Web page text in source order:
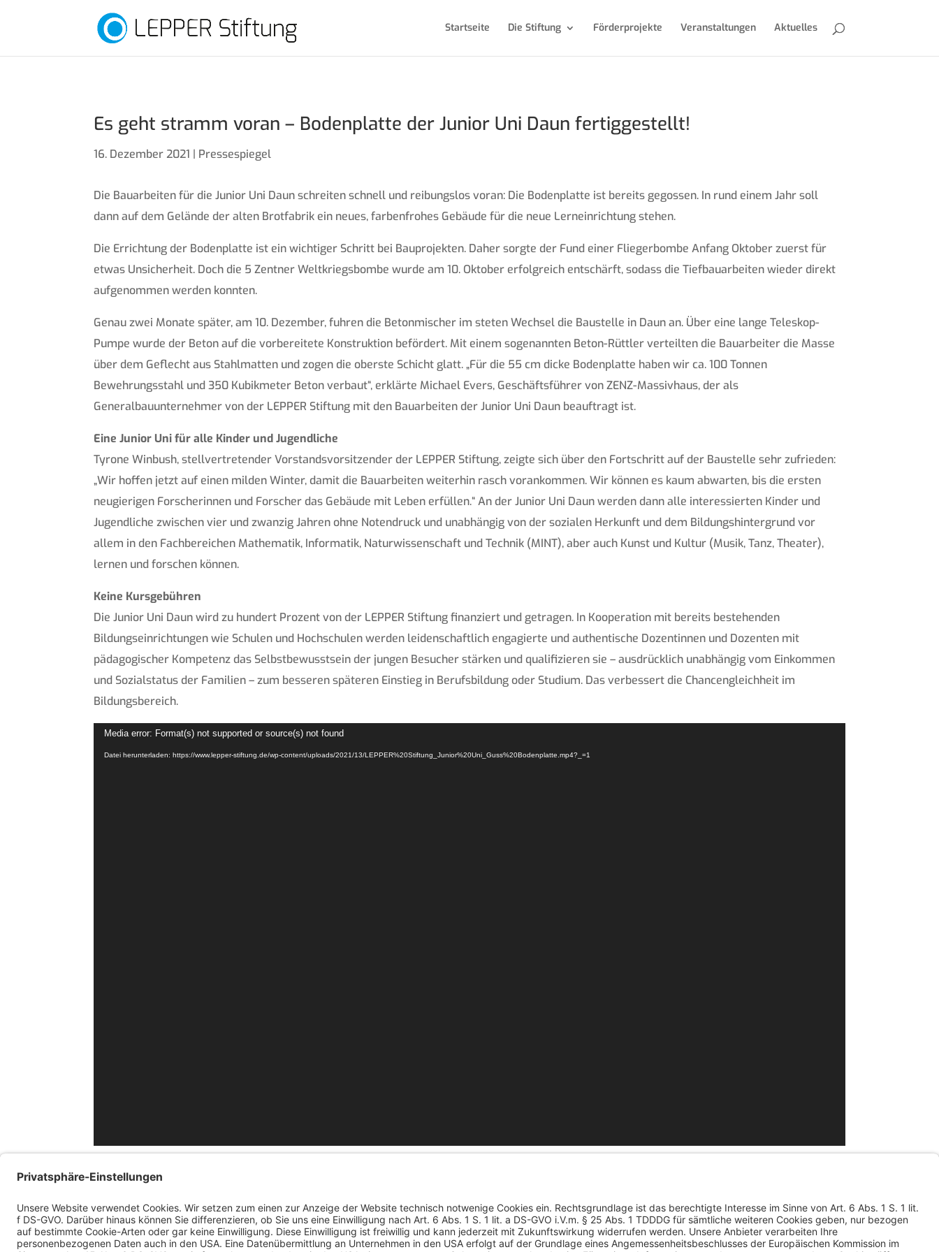
Startseite Die Stiftung Förderprojekte Veranstaltungen Aktuelles
Es geht stramm voran – Bodenplatte der Junior Uni Daun fertiggestellt!
16. Dezember 2021 | Pressespiegel
Die Bauarbeiten für die Junior Uni Daun schreiten schnell und reibungslos voran: Die Bodenplatte ist bereits gegossen. In rund einem Jahr soll
dann auf dem Gelände der alten Brotfabrik ein neues, farbenfrohes Gebäude für die neue Lerneinrichtung stehen.
Die Errichtung der Bodenplatte ist ein wichtiger Schritt bei Bauprojekten. Daher sorgte der Fund einer Fliegerbombe Anfang Oktober zuerst für
etwas Unsicherheit. Doch die 5 Zentner Weltkriegsbombe wurde am 10. Oktober erfolgreich entschärft, sodass die Tiefbauarbeiten wieder direkt
aufgenommen werden konnten.
Genau zwei Monate später, am 10. Dezember, fuhren die Betonmischer im steten Wechsel die Baustelle in Daun an. Über eine lange Teleskop-
Pumpe wurde der Beton auf die vorbereitete Konstruktion befördert. Mit einem sogenannten Beton-Rüttler verteilten die Bauarbeiter die Masse
über dem Geflecht aus Stahlmatten und zogen die oberste Schicht glatt. „Für die 55 cm dicke Bodenplatte haben wir ca. 100 Tonnen
Bewehrungsstahl und 350 Kubikmeter Beton verbaut“, erklärte Michael Evers, Geschäftsführer von ZENZ-Massivhaus, der als
Generalbauunternehmer von der LEPPER Stiftung mit den Bauarbeiten der Junior Uni Daun beauftragt ist.
Eine Junior Uni für alle Kinder und Jugendliche
Tyrone Winbush, stellvertretender Vorstandsvorsitzender der LEPPER Stiftung, zeigte sich über den Fortschritt auf der Baustelle sehr zufrieden:
„Wir hoffen jetzt auf einen milden Winter, damit die Bauarbeiten weiterhin rasch vorankommen. Wir können es kaum abwarten, bis die ersten
neugierigen Forscherinnen und Forscher das Gebäude mit Leben erfüllen.“ An der Junior Uni Daun werden dann alle interessierten Kinder und
Jugendliche zwischen vier und zwanzig Jahren ohne Notendruck und unabhängig von der sozialen Herkunft und dem Bildungshintergrund vor
allem in den Fachbereichen Mathematik, Informatik, Naturwissenschaft und Technik (MINT), aber auch Kunst und Kultur (Musik, Tanz, Theater),
lernen und forschen können.
Keine Kursgebühren
Die Junior Uni Daun wird zu hundert Prozent von der LEPPER Stiftung finanziert und getragen. In Kooperation mit bereits bestehenden
Bildungseinrichtungen wie Schulen und Hochschulen werden leidenschaftlich engagierte und authentische Dozentinnen und Dozenten mit
pädagogischer Kompetenz das Selbstbewusstsein der jungen Besucher stärken und qualifizieren sie – ausdrücklich unabhängig vom Einkommen
und Sozialstatus der Familien – zum besseren späteren Einstieg in Berufsbildung oder Studium. Das verbessert die Chancengleichheit im
Bildungsbereich.
Video-
Player
Media error: Format(s) not supported or source(s) not found
Datei herunterladen: https://www.lepper-stiftung.de/wp-content/uploads/2021/13/LEPPER%20Stiftung_Junior%20Uni_Guss%20Bodenplatte.mp4?_=1